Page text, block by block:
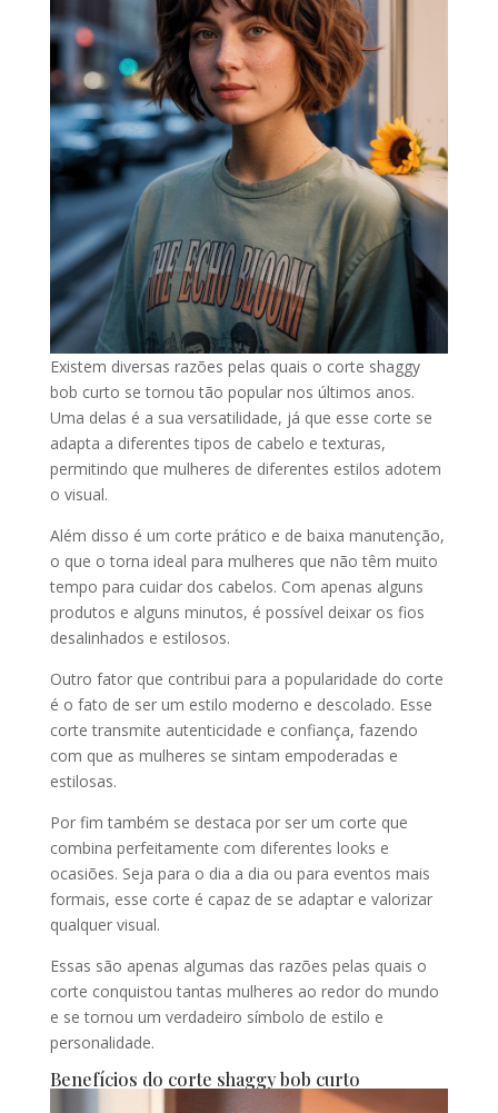
Existem diversas razões pelas quais o corte shaggy
bob curto se tornou tão popular nos últimos anos.
Uma delas é a sua versatilidade, já que esse corte se
adapta a diferentes tipos de cabelo e texturas,
permitindo que mulheres de diferentes estilos adotem
o visual.
Além disso é um corte prático e de baixa manutenção,
o que o torna ideal para mulheres que não têm muito
tempo para cuidar dos cabelos. Com apenas alguns
produtos e alguns minutos, é possível deixar os fios
desalinhados e estilosos.
Outro fator que contribui para a popularidade do corte
é o fato de ser um estilo moderno e descolado. Esse
corte transmite autenticidade e confiança, fazendo
com que as mulheres se sintam empoderadas e
estilosas.
Por fim também se destaca por ser um corte que
combina perfeitamente com diferentes looks e
ocasiões. Seja para o dia a dia ou para eventos mais
formais, esse corte é capaz de se adaptar e valorizar
qualquer visual.
Essas são apenas algumas das razões pelas quais o
corte conquistou tantas mulheres ao redor do mundo
e se tornou um verdadeiro símbolo de estilo e
personalidade.
Benefícios do corte shaggy bob curto